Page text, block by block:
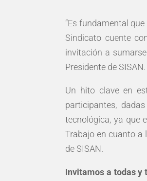
“Es fundamental
Sindicato cuente
invitación a
Presidente de SISAN.
Un hito clave en
participantes,
tecnológica, ya que
Trabajo en cuanto a
de SISAN.
Invitamos a todas y